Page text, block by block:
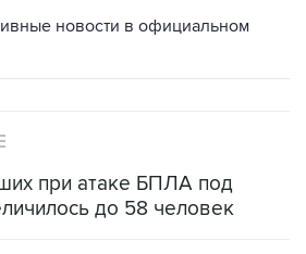
новости в официальном
при атаке БПЛА под
до 58 человек